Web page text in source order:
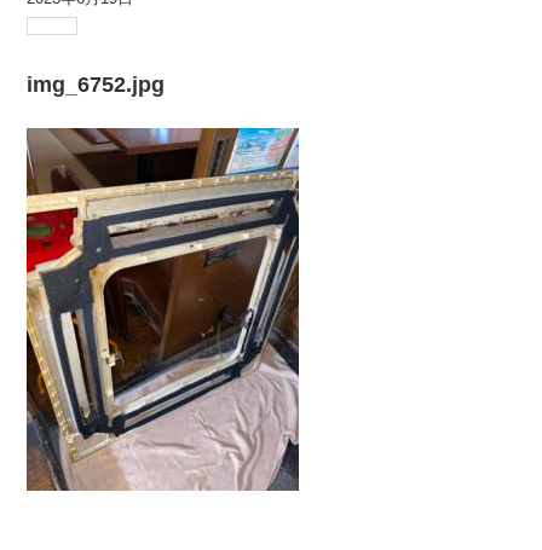
img_6752.jpg